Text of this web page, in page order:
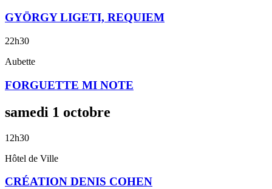
GYÖRGY LIGETI, REQUIEM
22h30
Aubette
FORGUETTE MI NOTE
samedi 1 octobre
12h30
Hôtel de Ville
CRÉATION DENIS COHEN